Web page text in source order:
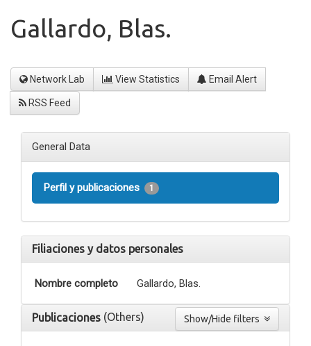
Gallardo, Blas.
Network Lab View Statistics Email Alert
RSS Feed
General Data
Perfil y publicaciones 1
Filiaciones y datos personales
Nombre completo Gallardo, Blas.
Publicaciones (Others)